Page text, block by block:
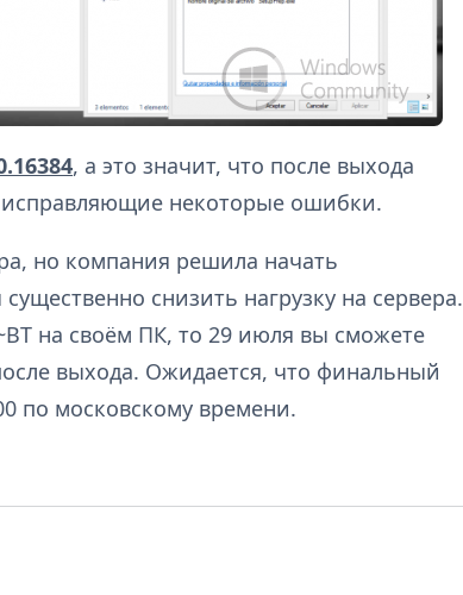
, а это значит, что после выхода
исправляющие некоторые ошибки.
но компания решила начать
снизить нагрузку на сервера.
на своём ПК, то 29 июля вы сможете
выхода. Ожидается, что финальный
по московскому времени.